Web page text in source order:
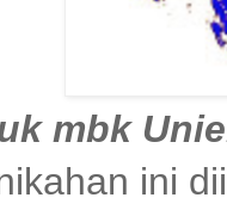
mbk
ini